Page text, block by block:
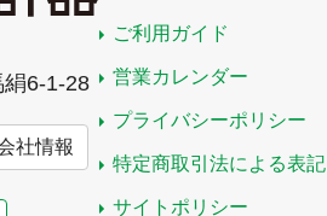
6-1-28
社情報
ご利用ガイド
営業カレンダー
プライバシーポリシー
特定商取引法による表記
サイトポリシー